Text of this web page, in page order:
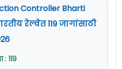
Stenographer
सुविधा
Manager
Controller Bharti
रेल्वेत 119 जागांसाठी
119